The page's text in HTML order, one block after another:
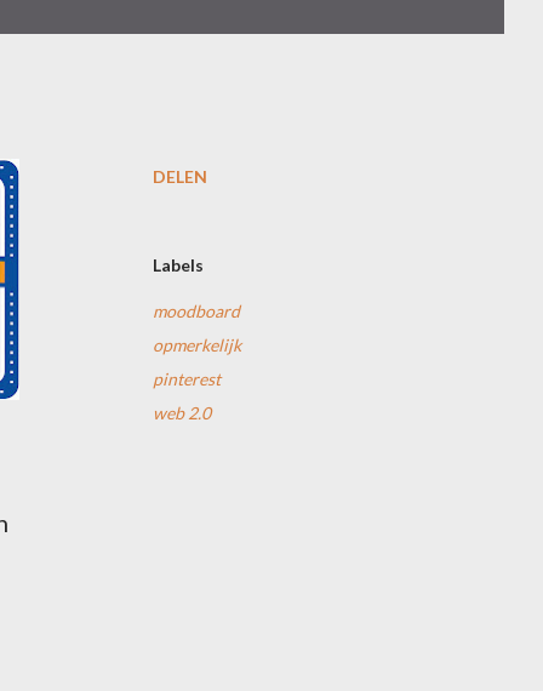
DELEN
Labels
moodboard
opmerkelijk
pinterest
web 2.0